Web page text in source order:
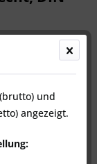
und
angezeigt.